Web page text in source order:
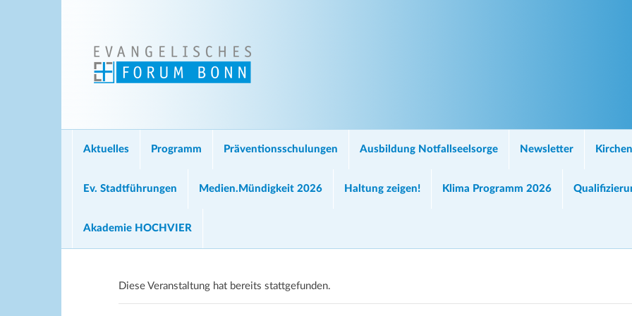
Aktuelles Programm Präventionsschulungen Ausbildung Notfallseelsorge Newsletter
Ev. Stadtführungen Medien.Mündigkeit 2026 Haltung zeigen! Klima Programm 2026
Akademie HOCHVIER
Diese Veranstaltung hat bereits stattgefunden.